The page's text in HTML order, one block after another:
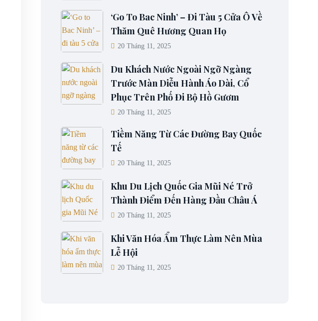
‘Go To Bac Ninh’ – Đi Tàu 5 Cửa Ô Về
Thăm Quê Hương Quan Họ
20 Tháng 11, 2025
Du Khách Nước Ngoài Ngỡ Ngàng
Trước Màn Diễu Hành Áo Dài, Cổ
Phục Trên Phố Đi Bộ Hồ Gươm
20 Tháng 11, 2025
Tiềm Năng Từ Các Đường Bay Quốc
Tế
20 Tháng 11, 2025
Khu Du Lịch Quốc Gia Mũi Né Trở
Thành Điểm Đến Hàng Đầu Châu Á
20 Tháng 11, 2025
Khi Văn Hóa Ẩm Thực Làm Nên Mùa
Lễ Hội
20 Tháng 11, 2025